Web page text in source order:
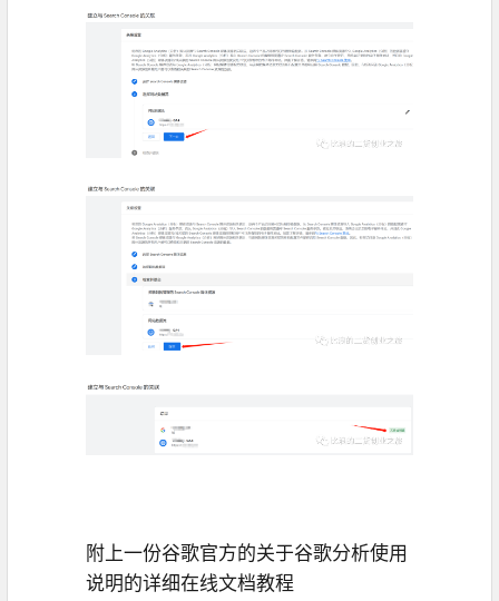
附上一份谷歌官方的关于谷歌分析使用
说明的详细在线文档教程